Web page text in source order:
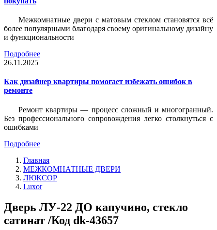
Межкомнатные двери с матовым стеклом становятся всё
более популярными благодаря своему оригинальному дизайну
и функциональности
Подробнее
26.11.2025
Как дизайнер квартиры помогает избежать ошибок в
ремонте
Ремонт квартиры — процесс сложный и многогранный.
Без профессионального сопровождения легко столкнуться с
ошибками
Подробнее
Главная
МЕЖКОМНАТНЫЕ ДВЕРИ
ЛЮКСОР
Luxor
Дверь ЛУ-22 ДО капучино, стекло
сатинат /Код dk-43657